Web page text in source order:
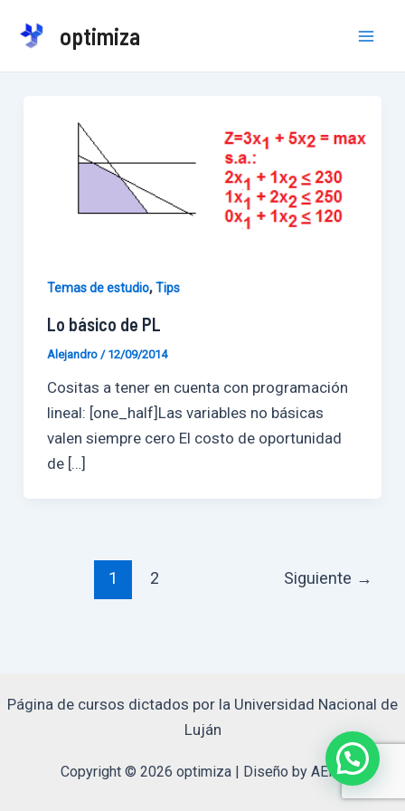
optimiza
Temas de estudio,Tips
Lo básico de PL
Alejandro / 12/09/2014
Cositas a tener en cuenta con programación
lineal: [one_half]Las variables no básicas
valen siempre cero El costo de oportunidad
de […]
1 2 Siguiente →
Página de cursos dictados por la Universidad Nacional de
Luján
Copyright © 2026 optimiza | Diseño by AERo